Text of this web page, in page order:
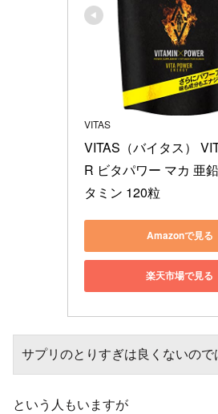
VITAS
VITAS（バイタス）
R ビタパワー マカ 亜
タミン 120粒
Amazonで見る
楽天市場で見る
サプリのとりすぎは良くないので
という人もいますが